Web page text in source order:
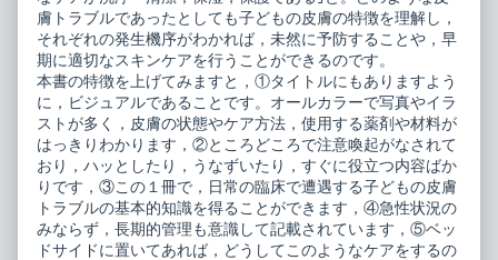
膚トラブルであったとしても子どもの皮膚の特徴を理解し，
それぞれの発生機序がわかれば，未然に予防することや，早
期に適切なスキンケアを行うことができるのです。
本書の特徴を上げてみますと，①タイトルにもありますよう
に，ビジュアルであることです。オールカラーで写真やイラ
ストが多く，皮膚の状態やケア方法，使用する薬剤や材料が
はっきりわかります，②ところどころで注意喚起がなされて
おり，ハッとしたり，うなずいたり，すぐに役立つ内容ばか
りです，③この１冊で，日常の臨床で遭遇する子どもの皮膚
トラブルの基本的知識を得ることができます，④急性状況の
みならず，長期的管理も意識して記載されています，⑤ベッ
ドサイドに置いてあれば，どうしてこのようなケアをするの